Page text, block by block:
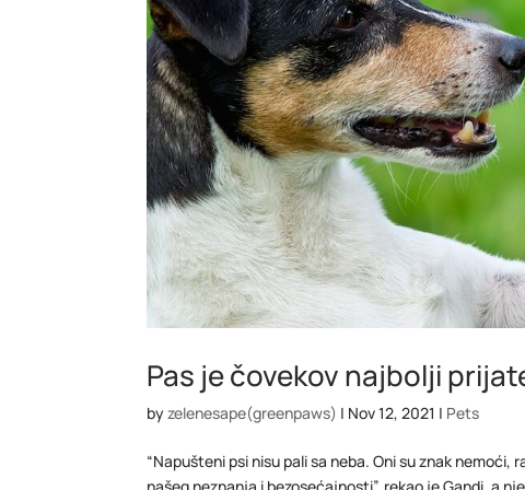
Pas je čovekov najbolji
byzelenesape(greenpaws) | Nov 12, 2021 | Pets
“Napušteni psi nisu pali sa neba. Oni su znak